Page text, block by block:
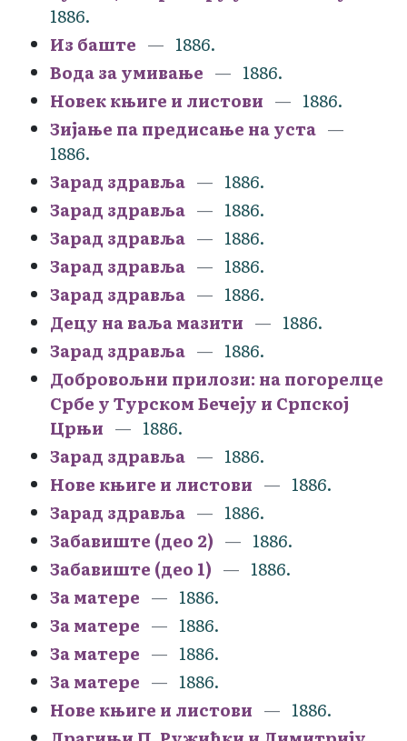
1886.
Из баште
1886.
Вода за умивање
1886.
Новек књиге и листови
1886.
Зијање па предисање на уста
1886.
Зарад здравља
1886.
Зарад здравља
1886.
Зарад здравља
1886.
Зарад здравља
1886.
Зарад здравља
1886.
Децу на ваља мазити
1886.
Зарад здравља
1886.
Добровољни прилози: на погорелце
Србе у Турском Бечеју и Српској
Црњи
1886.
Зарад здравља
1886.
Нове књиге и листови
1886.
Зарад здравља
1886.
Забавиште (део 2)
1886.
Забавиште (део 1)
1886.
За матере
1886.
За матере
1886.
За матере
1886.
За матере
1886.
Нове књиге и листови
1886.